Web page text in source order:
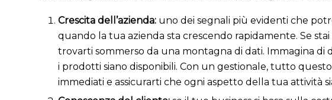
Crescita dell’azienda: uno dei segnali più evidenti che
quando la tua azienda sta crescendo rapidamente. Se
trovarti sommerso da una montagna di dati. Immagina
i prodotti siano disponibili. Con un gestionale, tutto
immediati e assicurarti che ogni aspetto della tua attività